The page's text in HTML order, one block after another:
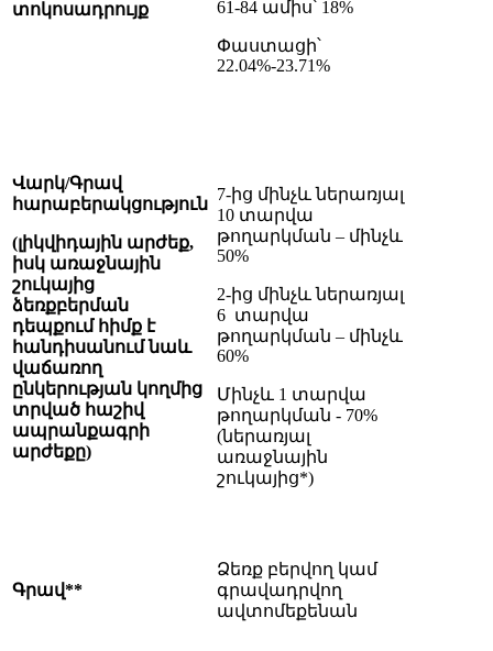
տոկոսադրույք
61-84 ամիս՝ 18%
Փաստացի՝
22.04%-23.71%
Վարկ/Գրավ
հարաբերակցություն
(լիկվիդային արժեք,
իսկ առաջնային
շուկայից
ձեռքբերման
դեպքում հիմք է
հանդիսանում նաև
վաճառող
ընկերության կողմից
տրված հաշիվ
ապրանքագրի
արժեքը)
7-ից մինչև ներառյալ
10 տարվա
թողարկման – մինչև
50%
2-ից մինչև ներառյալ
6 տարվա
թողարկման – մինչև
60%
Մինչև 1 տարվա
թողարկման - 70%
(ներառյալ
առաջնային
շուկայից*)
Գրավ**
Ձեռք բերվող կամ
գրավադրվող
ավտոմեքենան